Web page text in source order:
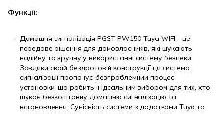
Функції:
Домашня сигналізація PGST PW150 Tuya WIFI - це
передове рішення для домовласників, які шукають
надійну та зручну у використанні систему безпеки.
Завдяки своїй бездротовій конструкції ця система
сигналізації пропонує безпроблемний процес
установки, що робить її ідеальним вибором для тих, хто
шукає безкоштовну домашню сигналізацію та
встановлення. Сумісність системи з додатками Tuya та